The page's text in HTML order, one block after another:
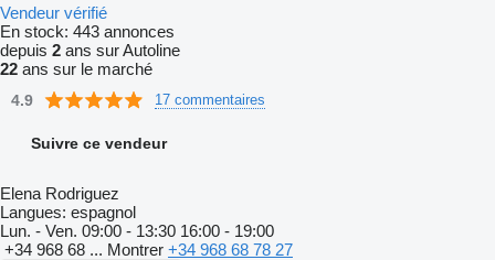
Vendeur vérifié
En stock: 443 annonces
depuis 2 ans sur Autoline
22 ans sur le marché
4.9 17 commentaires
Suivre ce vendeur
Elena Rodriguez
Langues: espagnol
Lun. - Ven. 09:00 - 13:30 16:00 - 19:00
+34 968 68 ... Montrer +34 968 68 78 27